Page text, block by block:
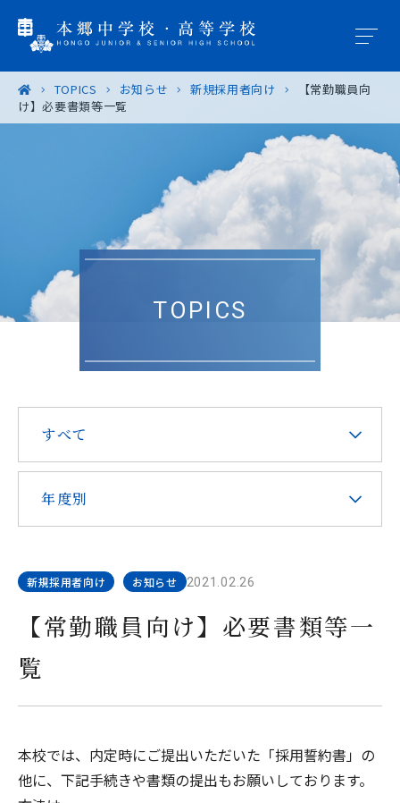
学園概要
入試案内
進路・進学
卒業生の皆様へ
在校生・保護者の皆様へ
お問い合わせ アクセス
教職員採用
リンク
このサイトについて
TOPICS お知らせ 新規採用者向け
【常勤職員向
け】必要書類等一覧
TOPICS
すべて
年度別
新規採用者向け お知らせ 2021.02.26
【常勤職員向け】必要書類等一
覧
本校では、内定時にご提出いただいた「採用誓約書」の
他に、下記手続きや書類の提出もお願いしております。